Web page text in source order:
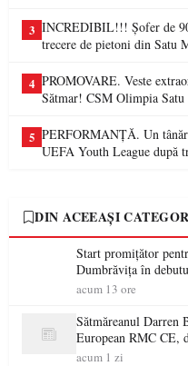
3 INCREDIBIL!!! Șofer de
trecere de pietoni din Satu
4 PROMOVARE. Veste
Sătmar! CSM Olimpia
5 PERFORMANȚĂ. Un
UEFA Youth League după
DIN ACEEAȘI
Start promițător
Dumbrăvița în
acum 13 ore
Sătmăreanul Darren
European RMC CE,
Kimi Räikkönen
acum 1 zi